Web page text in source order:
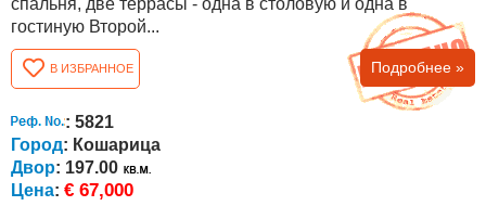
спальня, две террасы - одна в столовую и одна в
гостиную Второй...
В ИЗБРАННОЕ Подробнее »
: 5821
Город: Кошарица
Двор: 197.00
Цена: € 67,000